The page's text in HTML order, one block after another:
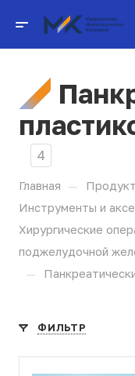
4
Главная —
Инструменты и
Хирургические
поджелудочной
—
ФИЛЬТР